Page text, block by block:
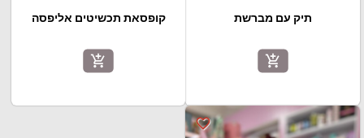
תיק עם מברשת
add_shopping_cart
קופסאת תכשיטים אליפסה
add_shopping_cart
favorite_border